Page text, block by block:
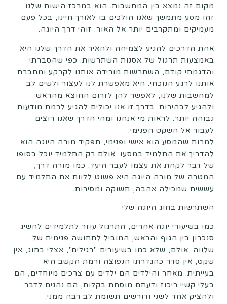
מקום זה נמצא בין המחשבות. הוא במרכז הישות שלנו.
זהו מסע מתמשך שאנו הולכים בו לאורך חיינו, בכל פעם
מעמיקים ומתקרבים יותר אל האור. זוהי דרך היוגה.
אחת הדרכים להגיע לצמיחה ולהאיר את הדרך שלנו היא
באמצעות תרגול של אסנות השתרשות. כפי שהסברתי
והדגמתי קודם, השתרשות מורידה אותנו לקרקע ומחברת
אותנו לרגע הנוכחי. היא מאפשרת לנו לעצור ולשים לב
למחשבות שלנו, לאפשר להן לזרום החוצא מהראש
ולהגיע לבהירות. בדרך זו אנו יכולים להגיע לרמת מודעות
גבוהה יותר. לראות מי אנחנו ומהי הדרך שאנו רוצים
לעבור אל השקט הפנימי.
למרות שהמסע הוא אישי ופנימי, תפקיד מורה היוגה הוא
להדריך את התלמיד במסעו. אולם רק התלמיד יוכל בסופו
של דבר לקחת את עצמו לעבר היעד. כמו מורה דרך,
המטרה של מורה היוגה היא פשוט ללוות את התלמיד עם
עששית שמכילה אהבה, תשוקה ומסירות.
השתרשות בחוג היוגה שלי
כמו בשיעורי יוגה אחרים, התרגול עוזר לתלמידים להשיג
סנכרון בין הגוף והראש, המוביל לתחושה פנימית של
שלווה. אולם, שלא כמו בשיעורים "רגילים", אצלי בחוג, אין
שקט, אין סדר כהגדרתו הנפוצה ורמת הקשב היא
בעייתית. מאחר והילדים הם ילדים עם צרכים מיוחדים, הם
בעלי קשיי ריכוז ודעתם מוסחת בקלות, הם נהנים לדבר
ולהציק אחד לשני ודורשים תשומת לב רבה ממני.